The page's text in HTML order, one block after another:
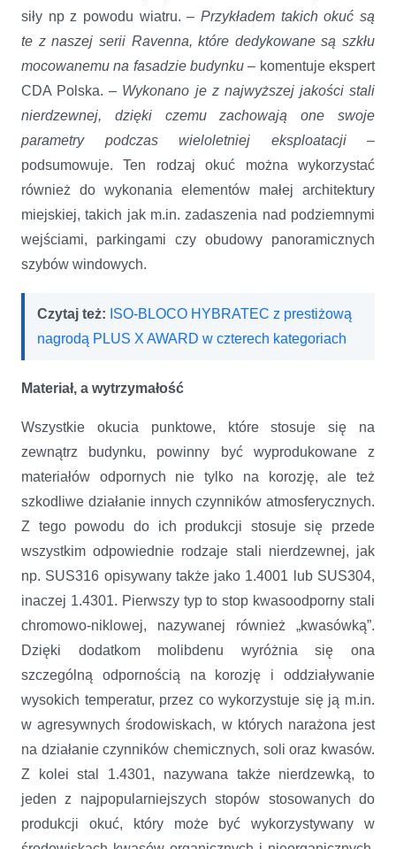
siły np z powodu wiatru. – Przykładem takich okuć są
te z naszej serii Ravenna, które dedykowane są szkłu
mocowanemu na fasadzie budynku – komentuje ekspert
CDA Polska. – Wykonano je z najwyższej jakości stali
nierdzewnej, dzięki czemu zachowają one swoje
parametry podczas wieloletniej eksploatacji–
podsumowuje. Ten rodzaj okuć można wykorzystać
również do wykonania elementów małej architektury
miejskiej, takich jak m.in. zadaszenia nad podziemnymi
wejściami, parkingami czy obudowy panoramicznych
szybów windowych.
Czytaj też: ISO-BLOCO HYBRATEC z prestiżową
nagrodą PLUS X AWARD w czterech kategoriach
Materiał, a wytrzymałość
Wszystkie okucia punktowe, które stosuje się na
zewnątrz budynku, powinny być wyprodukowane z
materiałów odpornych nie tylko na korozję, ale też
szkodliwe działanie innych czynników atmosferycznych.
Z tego powodu do ich produkcji stosuje się przede
wszystkim odpowiednie rodzaje stali nierdzewnej, jak
np. SUS316 opisywany także jako 1.4001 lub SUS304,
inaczej 1.4301. Pierwszy typ to stop kwasoodporny stali
chromowo-niklowej, nazywanej również „kwasówką”.
Dzięki dodatkom molibdenu wyróżnia się ona
szczególną odpornością na korozję i oddziaływanie
wysokich temperatur, przez co wykorzystuje się ją m.in.
w agresywnych środowiskach, w których narażona jest
na działanie czynników chemicznych, soli oraz kwasów.
Z kolei stal 1.4301, nazywana także nierdzewką, to
jeden z najpopularniejszych stopów stosowanych do
produkcji okuć, który może być wykorzystywany w